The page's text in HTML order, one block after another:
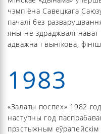
чэмпіёна Савецкага
пачалі без
яны не здраджвалі нават
адважна і вынікова,
1983
«Залаты поспех» 1982
наступны год
прэстыжным